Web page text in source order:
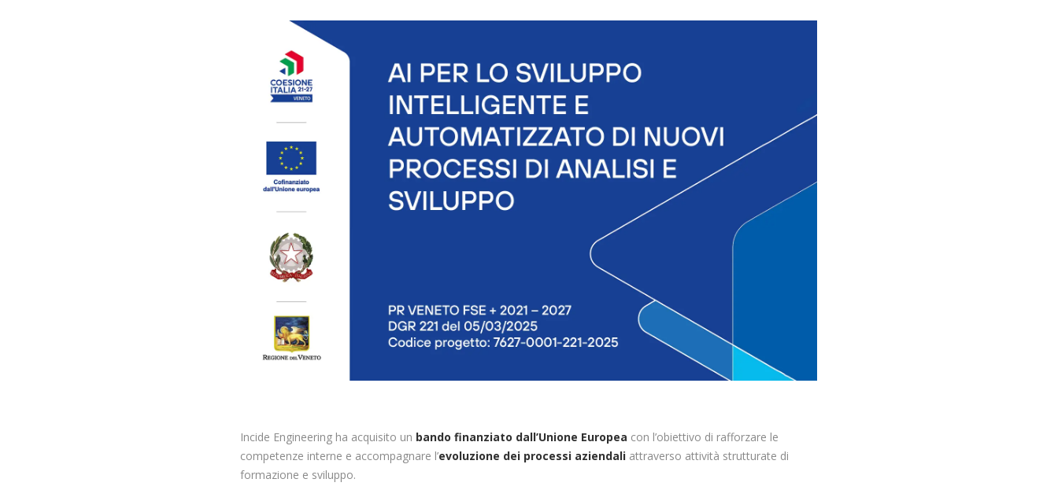
Incide Engineering ha acquisito un bando finanziato dall’Unione Europea con l’obiettivo di rafforzare le
competenze interne e accompagnare l’evoluzione dei processi aziendali attraverso attività strutturate di
formazione e sviluppo.